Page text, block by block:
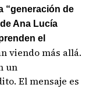
“generación de
Ana Lucía
el
viendo más allá.
un
El mensaje es